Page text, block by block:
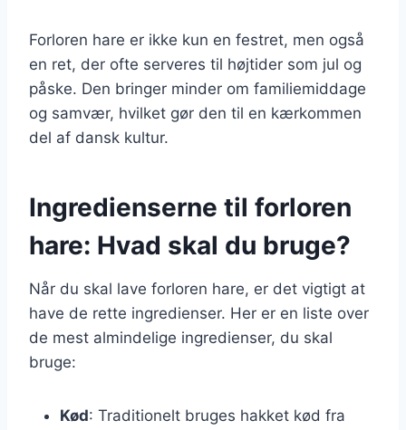
Forloren hare er ikke kun en festret, men også
en ret, der ofte serveres til højtider som jul og
påske. Den bringer minder om familiemiddage
og samvær, hvilket gør den til en kærkommen
del af dansk kultur.
Ingredienserne til forloren
hare: Hvad skal du bruge?
Når du skal lave forloren hare, er det vigtigt at
have de rette ingredienser. Her er en liste over
de mest almindelige ingredienser, du skal
bruge:
Kød: Traditionelt bruges hakket kød fra